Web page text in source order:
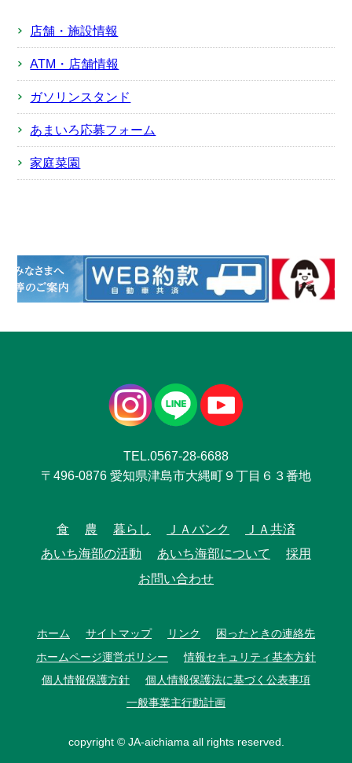
店舗・施設情報
ATM・店舗情報
ガソリンスタンド
あまいろ応募フォーム
家庭菜園
TEL.0567-28-6688
〒496-0876 愛知県津島市大縄町９丁目６３番地
食 農 暮らし ＪＡバンク
ＪＡ共済
あいち海部の活動
あいち海部について
採用
お問い合わせ
ホーム サイトマップ リンク
困ったときの連絡先
ホームページ運営ポリシー
情報セキュリティ基本方針
個人情報保護方針
個人情報保護法に基づく公表事項
一般事業主行動計画
copyright © JA-aichiama all rights reserved.